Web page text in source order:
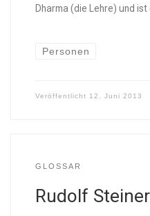
Dharma (die Lehre) und
Personen
Veröffentlicht 12. Juni 2013
GLOSSAR
Rudolf Steiner